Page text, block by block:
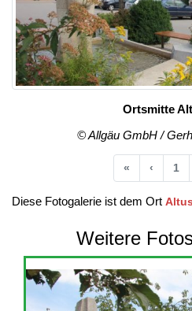
Ortsmitte
© Allgäu GmbH /
« Anfang
‹ 1
Diese Fotogalerie ist dem Ort
Weitere